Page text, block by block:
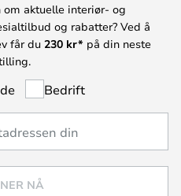
aktuelle interiør- og
og rabatter? Ved å
får du 230 kr* på din neste
Bedrift
NÅ